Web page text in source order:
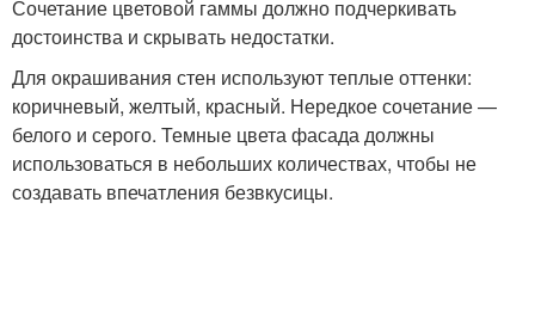
Сочетание цветовой гаммы должно подчеркивать
достоинства и скрывать недостатки.
Для окрашивания стен используют теплые оттенки:
коричневый, желтый, красный. Нередкое сочетание —
белого и серого. Темные цвета фасада должны
использоваться в небольших количествах, чтобы не
создавать впечатления безвкусицы.